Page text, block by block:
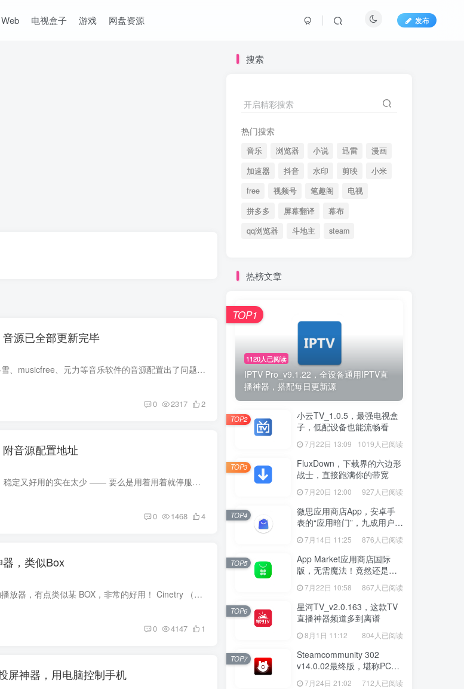
Web 电视盒子 游戏 网盘资源 发布
源已全部更新完毕
最近不少小伙伴私信反馈，之前分享的洛雪、musicfree、元力等音乐软件的音源配置出了问题，听歌时频频断联太影响体验！而且之前的某 Q、某狗音源都不是原生版本，是通过某窝换源实现的，稳定性...
0 2317 2
音源配置地址
最近挖优质软件真的有点 “黔驴技穷” 了，稳定又好用的实在太少 —— 要么是用着用着就停服，要么是打开全是弹窗广子，体验感直线下降！所以特别希望大家能在留言区多分享好用的软件，或者说说...
0 1468 4
，类似Box
大家好！今天给大家分享一款四端可用的播放器，有点类似某 BOX，非常的好用！ Cinetry （四端可用） Cinetry 是一款支持安卓、ios、Win、Mac 四端的点播➕直播 播放器，可以流畅地观看互联网 VI...
0 4147 1
屏神器，用电脑控制手机
搜索
开启精彩搜索
热门搜索
音乐 浏览器 小说 迅雷
漫画
加速器
抖音 水印 剪映
小米
free
视频号 笔趣阁
电视
拼多多
屏幕翻译
幕布
qq浏览器
斗地主 steam
热榜文章
1120人已阅读
IPTV Pro_v9.1.22，全设备通用IPTV直
播神器，搭配每日更新源
TOP1
小云TV_1.0.5，最强电视盒
子，低配设备也能流畅看
7月22日 13:09 1019人已阅读
TOP2
FluxDown，下载界的六边形
战士，直接跑满你的带宽
7月20日 12:00 927人已阅读
TOP3
微思应用商店App，安卓手
表的“应用暗门”，九成用户还
没发现
7月14日 11:25 876人已阅读
TOP4
App Market应用商店国际
版，无需魔法！竟然还是大
厂出品？
7月22日 10:58 867人已阅读
TOP5
星河TV_v2.0.163，这款TV
直播神器频道多到离谱
8月1日 11:12 804人已阅读
TOP6
Steamcommunity 302
v14.0.02最终版，堪称PC玩
家必备的网络工具箱
7月24日 21:02 712人已阅读
TOP7